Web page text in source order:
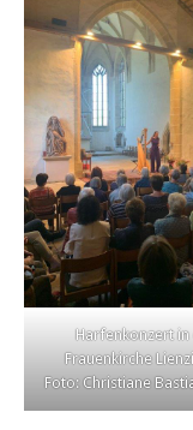
Harfenkonzert
Frauenkirche
Foto: Christiane